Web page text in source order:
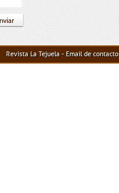
Revista La Tejuela - Email de